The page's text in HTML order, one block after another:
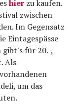
hier zu kaufen.
zwischen
Im Gegensatz
Eintagespässe
gibt's für 20.-,
Als
um das